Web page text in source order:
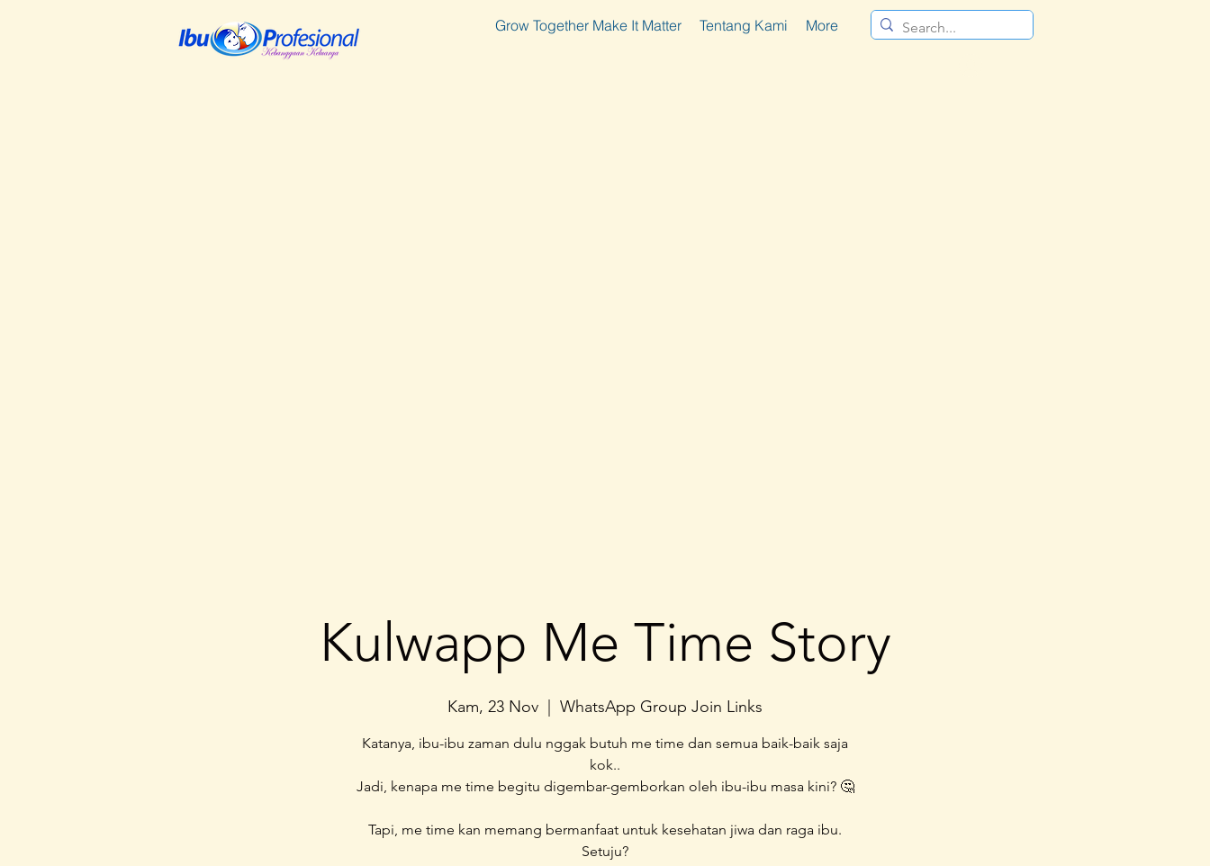
Grow Together Make It Matter Tentang Kami More
Kulwapp Me Time Story
Kam, 23 Nov WhatsApp Group Join Links
Katanya, ibu-ibu zaman dulu nggak butuh me time dan semua baik-baik saja
kok..
Jadi, kenapa me time begitu digembar-gemborkan oleh ibu-ibu masa kini? 🤔
Tapi, me time kan memang bermanfaat untuk kesehatan jiwa dan raga ibu.
Setuju?